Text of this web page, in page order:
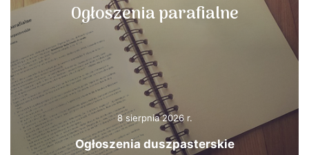
Ogłoszenia parafialne
8 sierpnia 2026 r.
Ogłoszenia duszpasterskie